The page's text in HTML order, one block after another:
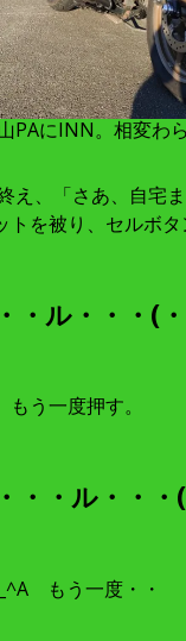
PAにINN。相変わ
え、「さあ、自宅
を被り、セルボタ
・ル・・・(
う一度押す。
・・ル・・・
もう一度・・